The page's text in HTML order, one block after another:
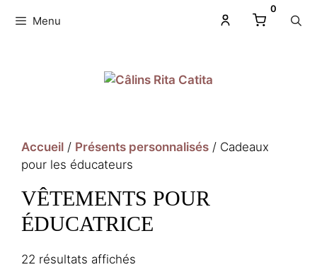
0
Menu
Accueil / Présents personnalisés / Cadeaux
pour les éducateurs
VÊTEMENTS POUR
ÉDUCATRICE
22 résultats affichés